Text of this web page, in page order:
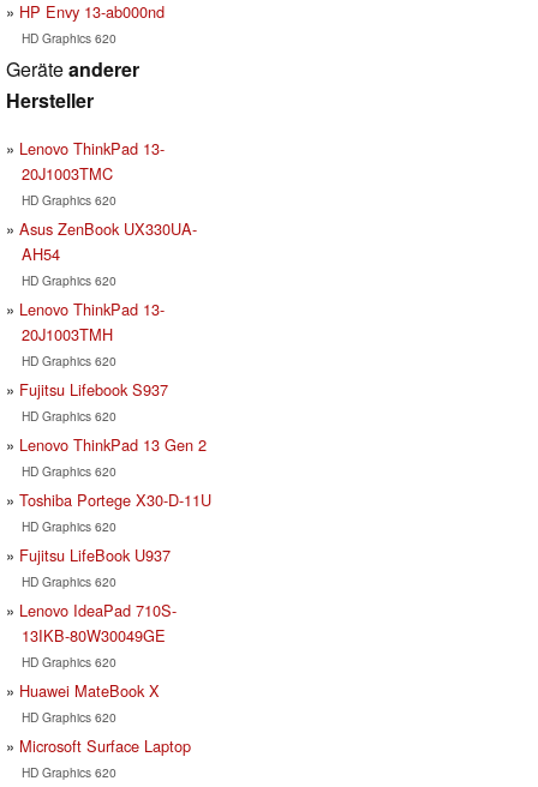
HP Envy 13-ab000nd
HD Graphics 620
Geräteanderer
Hersteller
Lenovo ThinkPad 13-
20J1003TMC
HD Graphics 620
Asus ZenBook UX330UA-
AH54
HD Graphics 620
Lenovo ThinkPad 13-
20J1003TMH
HD Graphics 620
Fujitsu Lifebook S937
HD Graphics 620
Lenovo ThinkPad 13 Gen 2
HD Graphics 620
Toshiba Portege X30-D-11U
HD Graphics 620
Fujitsu LifeBook U937
HD Graphics 620
Lenovo IdeaPad 710S-
13IKB-80W30049GE
HD Graphics 620
Huawei MateBook X
HD Graphics 620
Microsoft Surface Laptop
HD Graphics 620